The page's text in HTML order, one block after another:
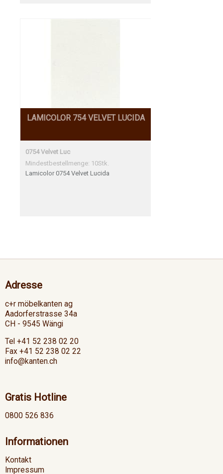
LAMICOLOR 754 VELVET LUCIDA
0754 Velvet Luc
Mindestbestellmenge: 10Stk.
Lamicolor 0754 Velvet Lucida
Adresse
c+r möbelkanten ag
Aadorferstrasse 34a
CH - 9545 Wängi
Tel +41 52 238 02 20
Fax +41 52 238 02 22
info@kanten.ch
Gratis Hotline
0800 526 836
Informationen
Kontakt
Impressum